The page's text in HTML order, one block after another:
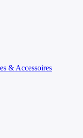
& Accessoires